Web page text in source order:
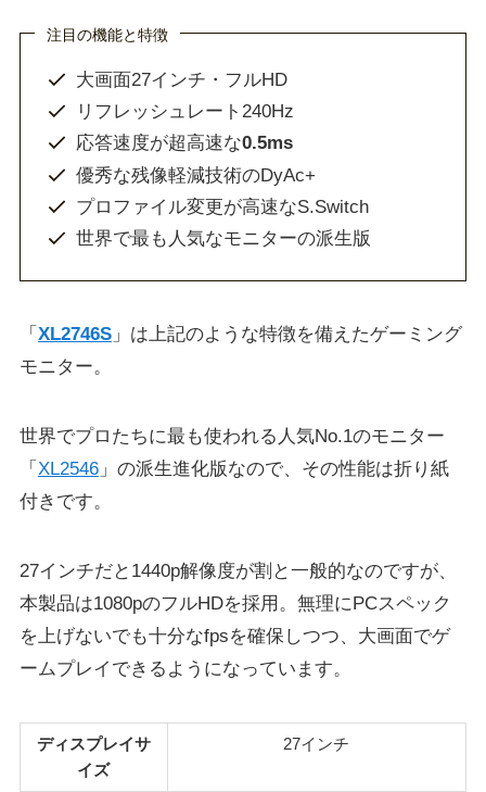
注目の機能と特徴
大画面27インチ・フルHD
リフレッシュレート240Hz
応答速度が超高速な0.5ms
優秀な残像軽減技術のDyAc+
プロファイル変更が高速なS.Switch
世界で最も人気なモニターの派生版
「 XL2746S」は上記のような特徴を備えたゲーミング
モニター。
世界でプロたちに最も使われる人気No.1のモニター
「 XL2546」の派生進化版なので、その性能は折り紙
付きです。
27インチだと1440p解像度が割と一般的なのですが、
本製品は1080pのフルHDを採用。無理にPCスペック
を上げないでも十分なfpsを確保しつつ、大画面でゲ
ームプレイできるようになっています。
ディスプレイサ
イズ
27インチ